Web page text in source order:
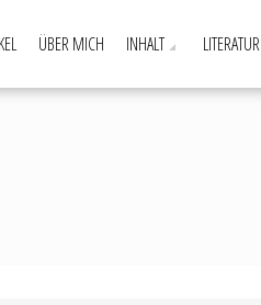
ÜBER MICH INHALT LITERATUR